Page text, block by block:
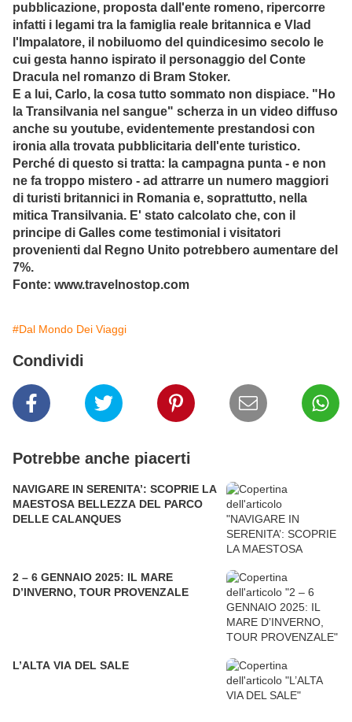
pubblicazione, proposta dall'ente romeno, ripercorre
infatti i legami tra la famiglia reale britannica e Vlad
l'Impalatore, il nobiluomo del quindicesimo secolo le
cui gesta hanno ispirato il personaggio del Conte
Dracula nel romanzo di Bram Stoker.
E a lui, Carlo, la cosa tutto sommato non dispiace. "Ho
la Transilvania nel sangue" scherza in un video diffuso
anche su youtube, evidentemente prestandosi con
ironia alla trovata pubblicitaria dell'ente turistico.
Perché di questo si tratta: la campagna punta - e non
ne fa troppo mistero - ad attrarre un numero maggiori
di turisti britannici in Romania e, soprattutto, nella
mitica Transilvania. E' stato calcolato che, con il
principe di Galles come testimonial i visitatori
provenienti dal Regno Unito potrebbero aumentare del
7%.
Fonte: www.travelnostop.com
#Dal Mondo Dei Viaggi
Condividi
Potrebbe anche piacerti
NAVIGARE IN SERENITA’: SCOPRIE LA
MAESTOSA BELLEZZA DEL PARCO
DELLE CALANQUES
2 – 6 GENNAIO 2025: IL MARE
D’INVERNO, TOUR PROVENZALE
L’ALTA VIA DEL SALE